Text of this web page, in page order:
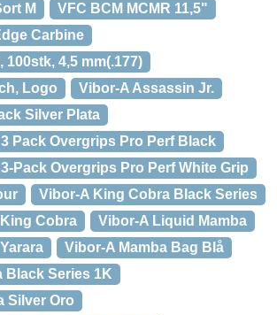
M
VFC BCM MCMR 11,5"
Carbine
100stk, 4,5 mm(.177)
Logo
Vibor-A Assassin Jr.
Silver Plata
Pack Overgrips Pro Perf Black
Pack Overgrips Pro Perf White Grip
Vibor-A King Cobra Black Series
Cobra
Vibor-A Liquid Mamba
Vibor-A Mamba Bag Blå
Black Series 1K
Silver Oro